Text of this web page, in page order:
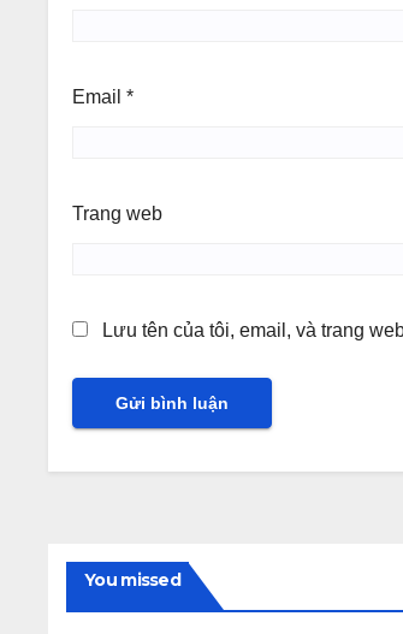
Email *
Trang web
Lưu tên của tôi, email, và trang
You missed